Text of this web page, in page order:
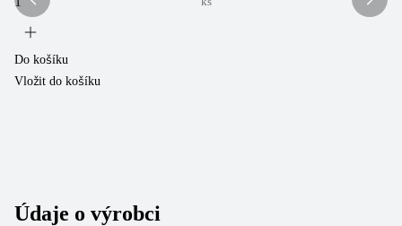
Do košíku
Vložit do košíku
Údaje o výrobci